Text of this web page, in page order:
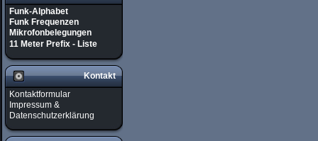
Funk-Alphabet
Funk Frequenzen
Mikrofonbelegungen
11 Meter Prefix - Liste
Kontakt
Kontaktformular
Impressum &
Datenschutzerklärung